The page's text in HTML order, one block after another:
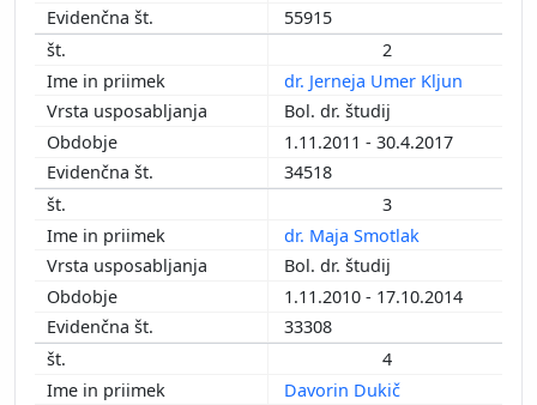
55915
2
dr. Jerneja Umer Kljun
Bol. dr. študij
1.11.2011 - 30.4.2017
34518
3
dr. Maja Smotlak
Bol. dr. študij
1.11.2010 - 17.10.2014
33308
4
Davorin Dukič